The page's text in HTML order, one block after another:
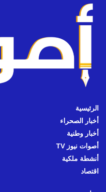
الرئيسية
أخبار الصحراء
أخبار وطنية
أصوات نيوز TV
أنشطة ملكية
اقتصاد